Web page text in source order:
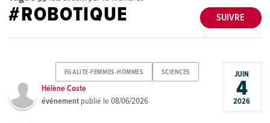
SUIVRE
#ROBOTIQUE
EGALITE-FEMMES-HOMMES SCIENCES
Hélène Coste
événement publié le08/06/2026
JUIN
4
2026